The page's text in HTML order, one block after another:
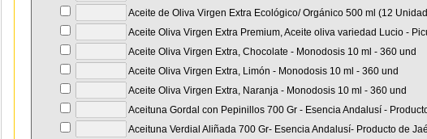
Aceite de Oliva Virgen Extra Ecológico/ Orgánico 500 ml (12
Aceite Oliva Virgen Extra Premium, Aceite oliva variedad Lucio -
Aceite Oliva Virgen Extra, Chocolate - Monodosis 10 ml - 360 und
Aceite Oliva Virgen Extra, Limón - Monodosis 10 ml - 360 und
Aceite Oliva Virgen Extra, Naranja - Monodosis 10 ml - 360 und
Aceituna Gordal con Pepinillos 700 Gr - Esencia Andalusí -
Aceituna Verdial Aliñada 700 Gr- Esencia Andalusí- Producto de